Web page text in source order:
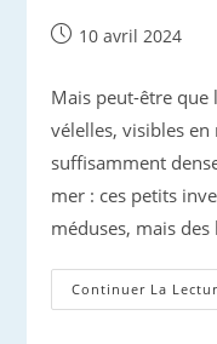
Publication
10 avril 2024
Mais peut-être que
vélelles, visibles
suffisamment
mer : ces petits
méduses, mais
Continuer La